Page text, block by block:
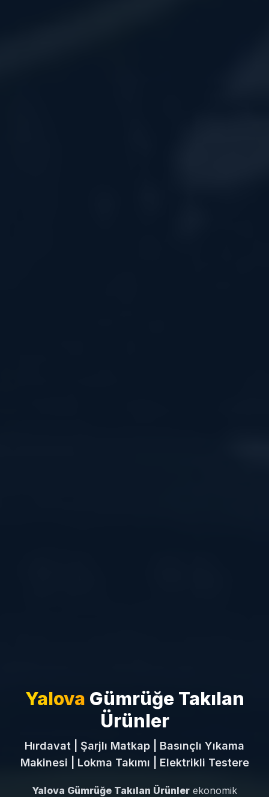
Yalova Gümrüğe Takılan
Ürünler
Hırdavat | Şarjlı Matkap | Basınçlı Yıkama
Makinesi | Lokma Takımı | Elektrikli Testere
Yalova Gümrüğe Takılan Ürünler ekonomik